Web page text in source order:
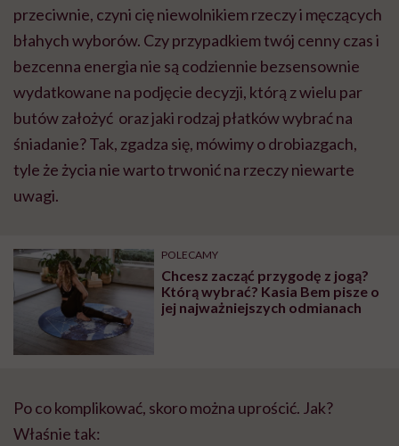
przeciwnie, czyni cię niewolnikiem rzeczy i męczących
błahych wyborów. Czy przypadkiem twój cenny czas i
bezcenna energia nie są codziennie bezsensownie
wydatkowane na podjęcie decyzji, którą z wielu par
butów założyć oraz jaki rodzaj płatków wybrać na
śniadanie? Tak, zgadza się, mówimy o drobiazgach,
tyle że życia nie warto trwonić na rzeczy niewarte
uwagi.
POLECAMY
Chcesz zacząć przygodę z jogą?
Którą wybrać? Kasia Bem pisze o
jej najważniejszych odmianach
Po co komplikować, skoro można uprościć. Jak?
Właśnie tak: